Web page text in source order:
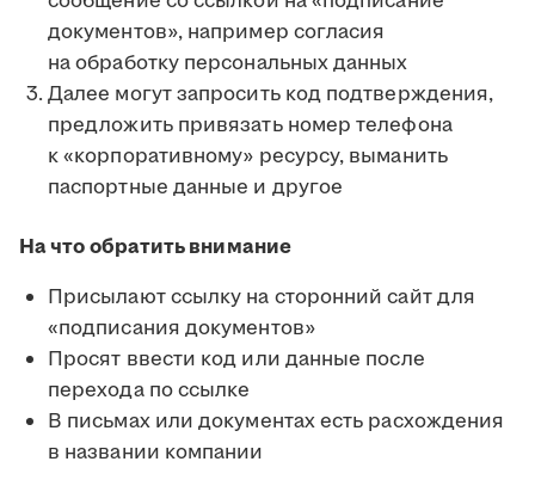
документов», например согласия
на обработку персональных данных
Далее могут запросить код подтверждения,
предложить привязать номер телефона
к «корпоративному» ресурсу, выманить
паспортные данные и другое
На что обратить внимание
Присылают ссылку на сторонний сайт для
«подписания документов»
Просят ввести код или данные после
перехода по ссылке
В письмах или документах есть расхождения
в названии компании